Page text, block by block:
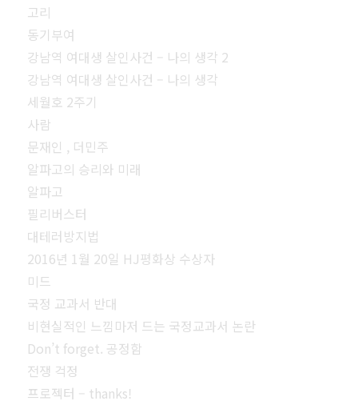
고리
동기부여
강남역 여대생 살인사건 – 나의 생각 2
강남역 여대생 살인사건 – 나의 생각
세월호 2주기
사람
문재인 , 더민주
알파고의 승리와 미래
알파고
필리버스터
대테러방지법
2016년 1월 20일 HJ평화상 수상자
미드
국정 교과서 반대
비현실적인 느낌마저 드는 국정교과서 논란
Don’t forget. 공정함
전쟁 걱정
프로젝터 – thanks!